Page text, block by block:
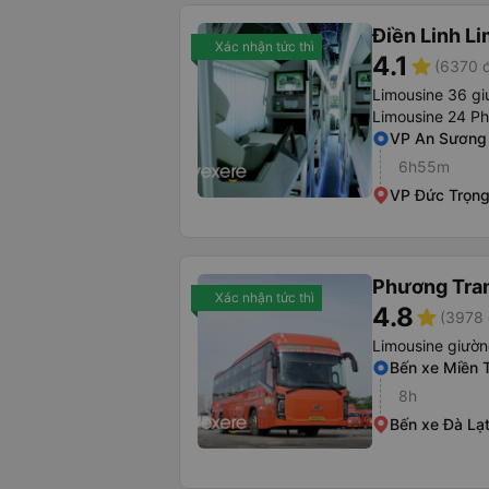
Xác nhận tức thì Điền Linh
4.1 star (6370
Limousine 36
Limousine 24
VP An
6h55m
VP Đức Trọng
Xác nhận tức thì Phương
4.8star (3978
Limousine
Bến xe Miền
8h
Bến xe Đà Lạt